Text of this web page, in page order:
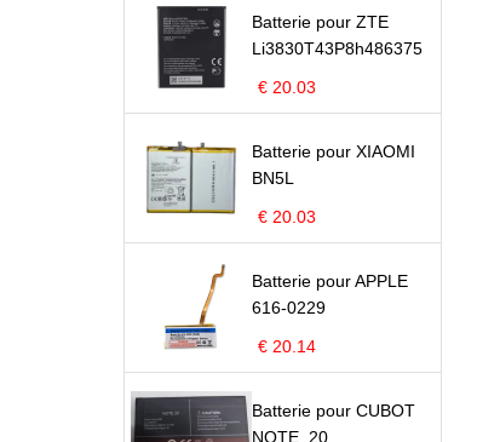
Batterie pour ZTE
Li3830T43P8h486375
€ 20.03
Batterie pour XIAOMI
BN5L
€ 20.03
Batterie pour APPLE
616-0229
€ 20.14
Batterie pour CUBOT
NOTE_20